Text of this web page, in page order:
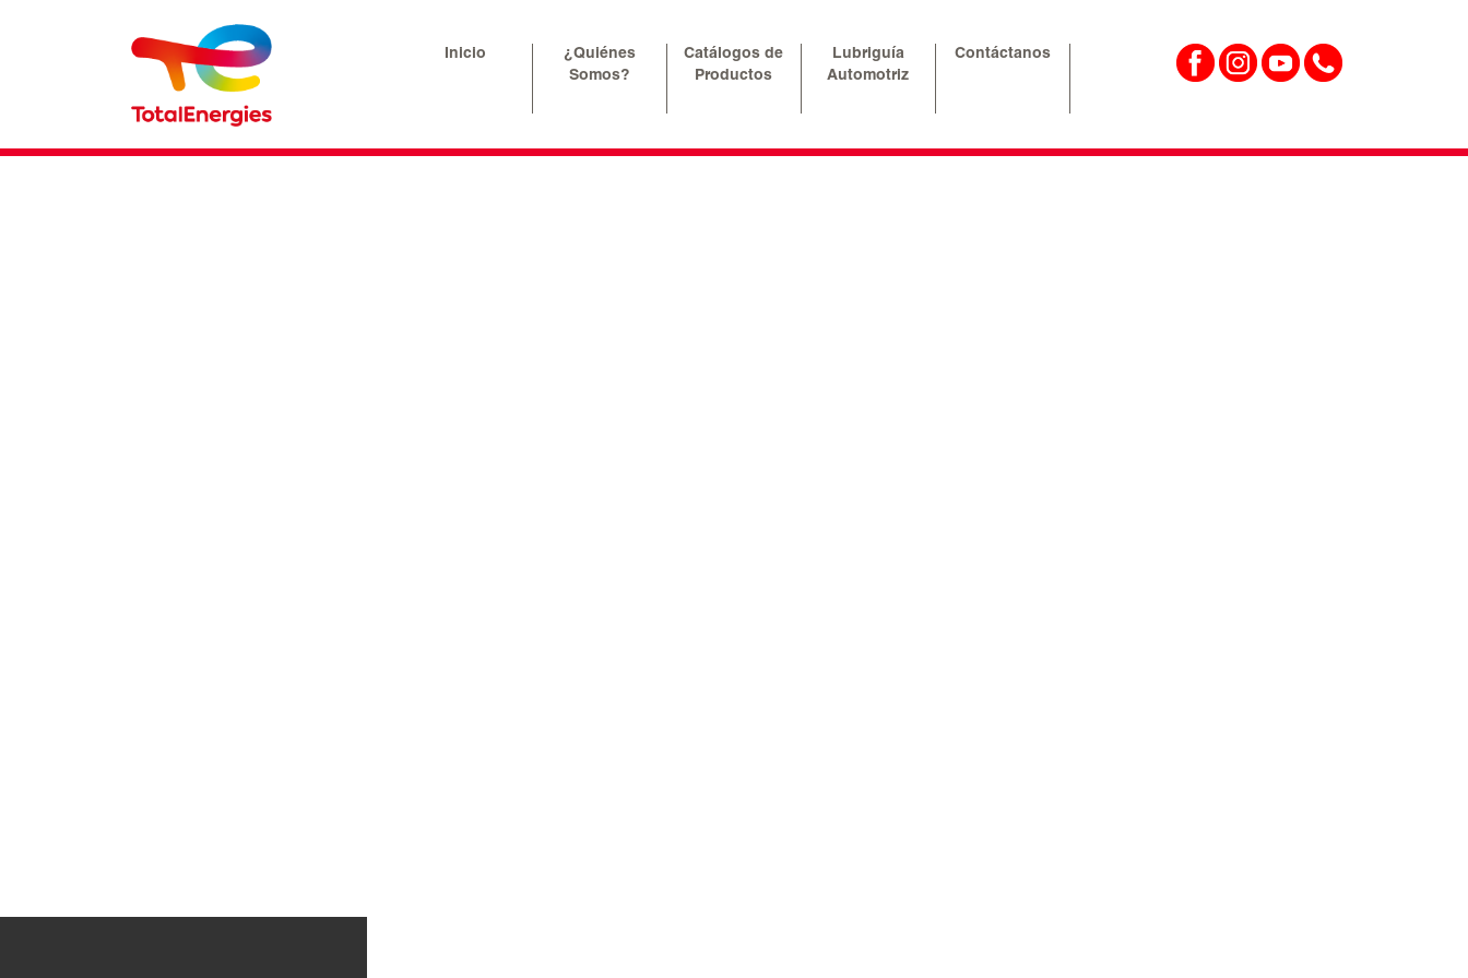
Inicio
¿Quiénes
Somos?
Catálogos de
Productos
Lubriguía
Automotriz
Contáctanos